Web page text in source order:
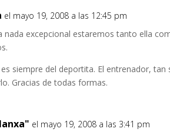
el mayo 19, 2008 a las 12:45 pm
nada excepcional estaremos tanto ella
siempre del deportita. El entrenador,
Gracias de todas formas.
el mayo 19, 2008 a las 3:41 pm